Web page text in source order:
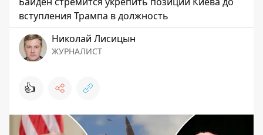
вступления Трампа в должность
Николай Лисицын
ЖУРНАЛИСТ
👍